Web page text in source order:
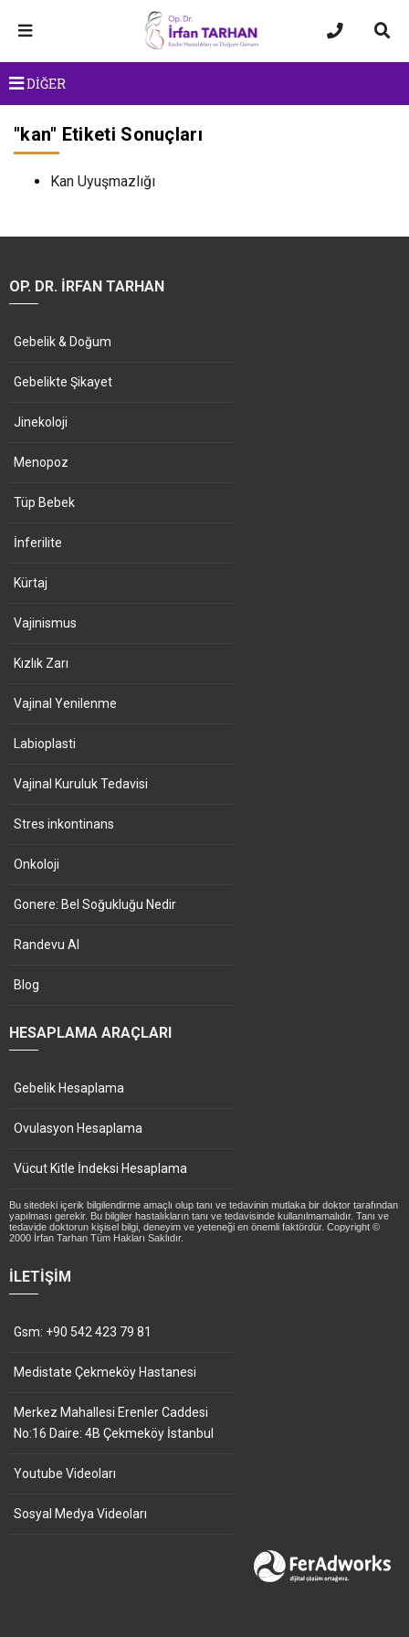
DİĞER
"kan" Etiketi Sonuçları
Kan Uyuşmazlığı
OP. DR. İRFAN TARHAN
Gebelik & Doğum
Gebelikte Şikayet
Jinekoloji
Menopoz
Tüp Bebek
İnferilite
Kürtaj
Vajinismus
Kızlık Zarı
Vajinal Yenilenme
Labioplasti
Vajinal Kuruluk Tedavisi
Stres inkontinans
Onkoloji
Gonere: Bel Soğukluğu Nedir
Randevu Al
Blog
HESAPLAMA ARAÇLARI
Gebelik Hesaplama
Ovulasyon Hesaplama
Vücut Kitle İndeksi Hesaplama
Bu sitedeki içerik bilgilendirme amaçlı olup tanı ve tedavinin mutlaka bir doktor tarafından
yapılması gerekir. Bu bilgiler hastalıkların tanı ve tedavisinde kullanılmamalıdır. Tanı ve
tedavide doktorun kişisel bilgi, deneyim ve yeteneği en önemli faktördür. Copyright ©
2000 İrfan Tarhan Tüm Hakları Saklıdır.
İLETIŞIM
Gsm: +90 542 423 79 81
Medistate Çekmeköy Hastanesi
Merkez Mahallesi Erenler Caddesi
No:16 Daire: 4B Çekmeköy İstanbul
Youtube Videoları
Sosyal Medya Videoları